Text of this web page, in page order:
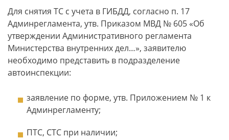
Для снятия ТС с учета в ГИБДД, согласно п. 17
Админрегламента, утв. Приказом МВД № 605 «Об
утверждении Административного регламента
Министерства внутренних дел…», заявителю
необходимо представить в подразделение
автоинспекции:
заявление по форме, утв. Приложением № 1 к
Админрегламенту;
ПТС, СТС при наличии;